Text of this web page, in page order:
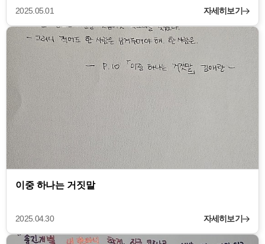
2025.05.01 자세히보기
이중 하나는 거짓말
2025.04.30 자세히보기